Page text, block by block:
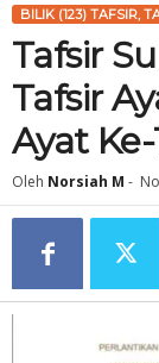
BILIK (123) TAFSIR,
Tafsir
Tafsir
Ayat
Oleh Norsiah M -